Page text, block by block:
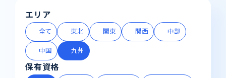
エリア
全て 東北 関東 関西 中部
中国 九州
保有資格